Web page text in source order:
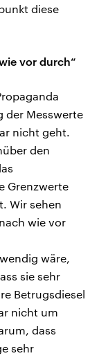
diese
vor durch“
der Messwerte
nicht geht.
den
Grenzwerte
Wir sehen
wie vor
wäre,
sie sehr
Betrugsdiesel
nicht um
dass
sehr